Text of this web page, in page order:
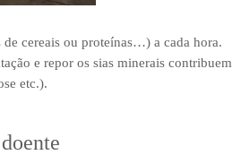
cereais ou proteínas…) a cada hora.
e repor os sias minerais contribuem
etc.).